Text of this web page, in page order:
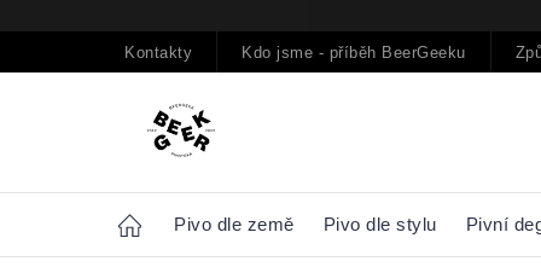
na
Kontakty Kdo jsme - příběh BeerGeeku
Home Pivo dle země Pivo dle stylu Pivní